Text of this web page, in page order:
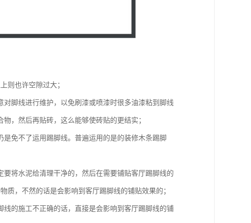
则也许空隙过大；
脚线进行维护，以免刷漆或喷漆时很多油漆粘到脚线
，然后再贴砖，这么能够使砖贴的更结实；
免不了运用踢脚线。普遍运用的是的装修木条踢脚
将水泥给清理干净的，然后在需要铺贴客厅踢脚线的
质，不然的话是会影响到客厅踢脚线的铺贴效果的；
的施工不正确的话，直接是会影响到客厅踢脚线的铺